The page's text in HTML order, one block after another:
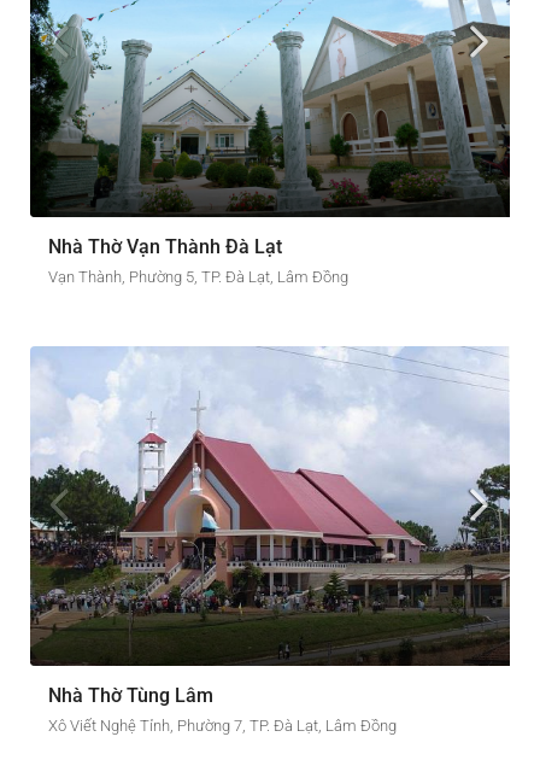
Nhà Thờ Vạn Thành Đà Lạt
Vạn Thành, Phường 5, TP. Đà Lạt, Lâm Đồng
Nhà Thờ Tùng Lâm
Xô Viết Nghệ Tỉnh, Phường 7, TP. Đà Lạt, Lâm Đồng